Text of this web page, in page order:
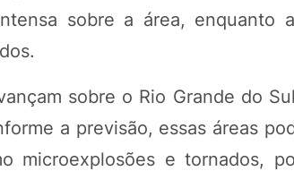
sobre a área, enquanto
sobre o Rio Grande do
a previsão, essas áreas
microexplosões e tornados,